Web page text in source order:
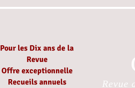
Pour les Dix ans de la
Revue
Offre exceptionnelle
Recueils annuels
Revue